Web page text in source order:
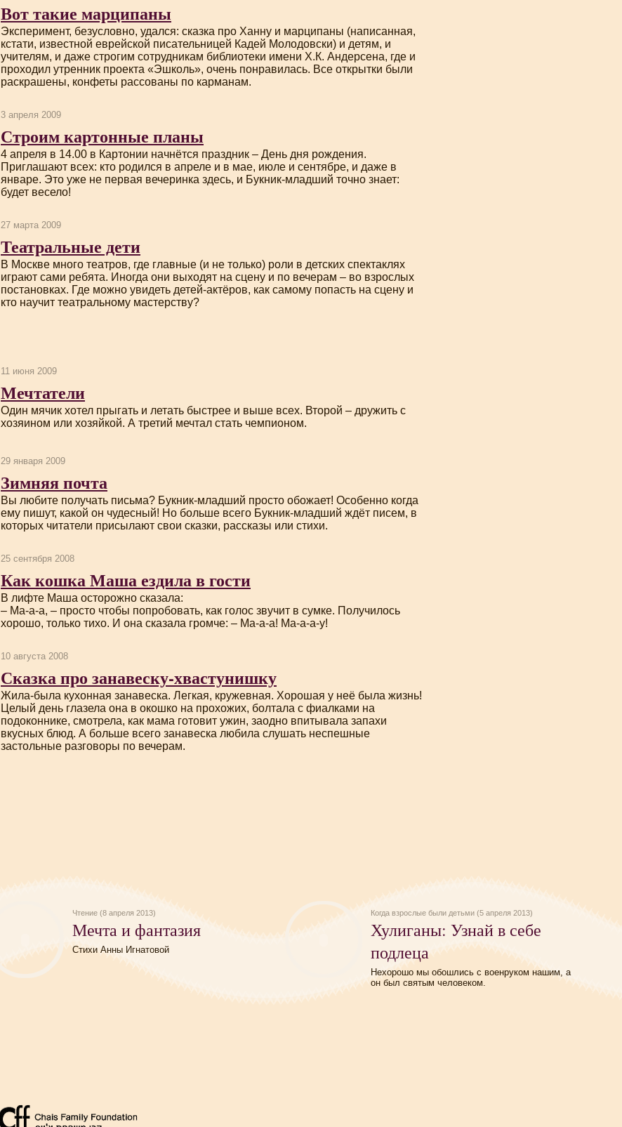
Вот такие марципаны
Эксперимент, безусловно, удался: сказка про Ханну и марципаны (написанная,
кстати, известной еврейской писательницей Кадей Молодовски) и детям, и
учителям, и даже строгим сотрудникам библиотеки имени Х.К. Андерсена, где и
проходил утренник проекта «Эшколь», очень понравилась. Все открытки были
раскрашены, конфеты рассованы по карманам.
3 апреля 2009
Строим картонные планы
4 апреля в 14.00 в Картонии начнётся праздник – День дня рождения.
Приглашают всех: кто родился в апреле и в мае, июле и сентябре, и даже в
январе. Это уже не первая вечеринка здесь, и Букник-младший точно знает:
будет весело!
27 марта 2009
Театральные дети
В Москве много театров, где главные (и не только) роли в детских спектаклях
играют сами ребята. Иногда они выходят на сцену и по вечерам – во взрослых
постановках. Где можно увидеть детей-актёров, как самому попасть на сцену и
кто научит театральному мастерству?
11 июня 2009
Мечтатели
Один мячик хотел прыгать и летать быстрее и выше всех. Второй – дружить с
хозяином или хозяйкой. А третий мечтал стать чемпионом.
29 января 2009
Зимняя почта
Вы любите получать письма? Букник-младший просто обожает! Особенно когда
ему пишут, какой он чудесный! Но больше всего Букник-младший ждёт писем, в
которых читатели присылают свои сказки, рассказы или стихи.
25 сентября 2008
Как кошка Маша ездила в гости
В лифте Маша осторожно сказала:
– Ма-а-а, – просто чтобы попробовать, как голос звучит в сумке. Получилось
хорошо, только тихо. И она сказала громче: – Ма-а-а! Ма-а-а-у!
10 августа 2008
Сказка про занавеску-хвастунишку
Жила-была кухонная занавеска. Легкая, кружевная. Хорошая у неё была жизнь!
Целый день глазела она в окошко на прохожих, болтала с фиалками на
подоконнике, смотрела, как мама готовит ужин, заодно впитывала запахи
вкусных блюд. А больше всего занавеска любила слушать неспешные
застольные разговоры по вечерам.
Чтение (8 апреля 2013)
Мечта и фантазия
Стихи Анны Игнатовой
Когда взрослые были детьми (5 апреля 2013)
Хулиганы: Узнай в себе
подлеца
Нехорошо мы обошлись с военруком нашим, а
он был святым человеком.